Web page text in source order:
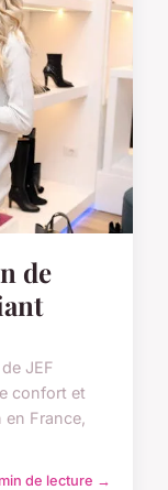
de
JEF
confort et
en France,
de lecture →